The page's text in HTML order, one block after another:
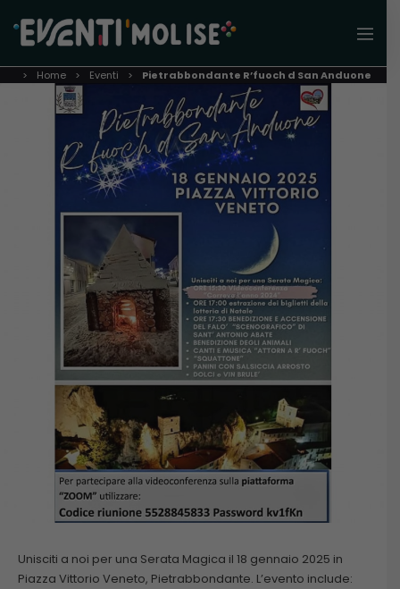
Home Eventi Pietrabbondante R’fuoch d San Anduone
Unisciti a noi per una Serata Magica il 18 gennaio 2025 in
Piazza Vittorio Veneto, Pietrabbondante. L’evento include: